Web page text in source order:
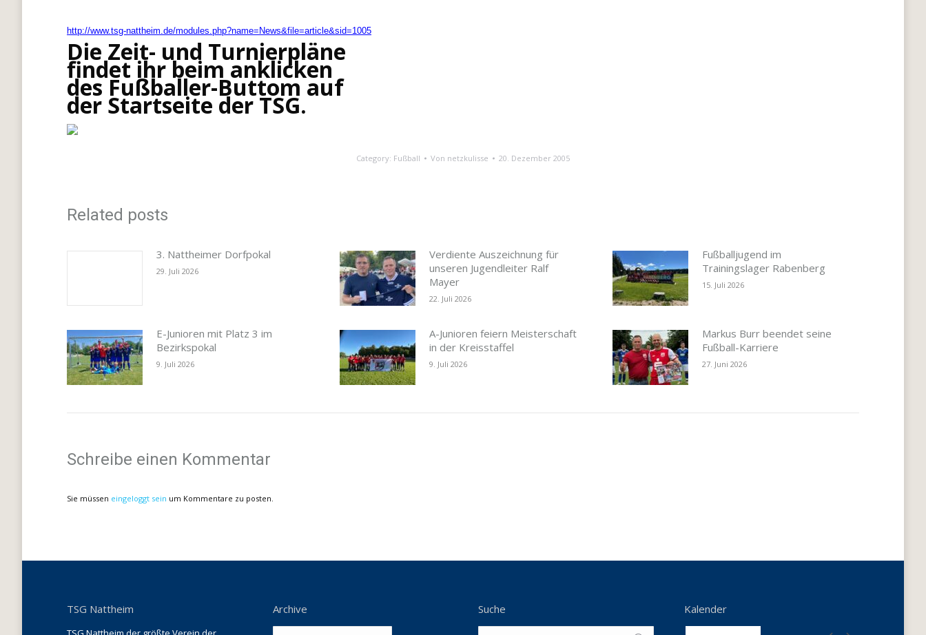
http://www.tsg-nattheim.de/modules.php?name=News&file=article&sid=1005
Die Zeit- und Turnierpläne
findet ihr beim anklicken
des Fußballer-Buttom auf
der Startseite der TSG.
Category: Fußball Von netzkulisse 20. Dezember 2005
Related posts
3. Nattheimer Dorfpokal
29. Juli 2026
Verdiente Auszeichnung für
unseren Jugendleiter Ralf
Mayer
22. Juli 2026
Fußballjugend im
Trainingslager Rabenberg
15. Juli 2026
E-Junioren mit Platz 3 im
Bezirkspokal
9. Juli 2026
A-Junioren feiern Meisterschaft
in der Kreisstaffel
9. Juli 2026
Markus Burr beendet seine
Fußball-Karriere
27. Juni 2026
Schreibe einen Kommentar
Sie müssen eingeloggt sein um Kommentare zu posten.
TSG Nattheim Archive Suche Kalender